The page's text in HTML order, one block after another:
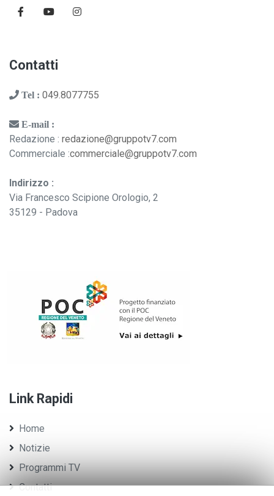
Contatti
Tel : 049.8077755
E-mail :
Redazione : redazione@gruppotv7.com
Commerciale :commerciale@gruppotv7.com
Indirizzo :
Via Francesco Scipione Orologio, 2
35129 - Padova
Link Rapidi
Home
Notizie
Programmi TV
Contatti